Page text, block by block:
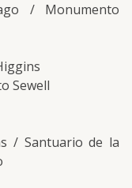
/ Monumento
Sewell
/ Santuario de la